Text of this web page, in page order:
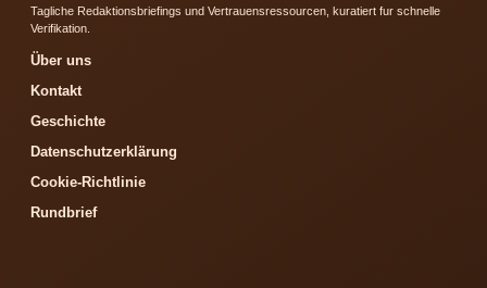
Tagliche Redaktionsbriefings und Vertrauensressourcen, kuratiert fur schnelle
Verifikation.
Über uns
Kontakt
Geschichte
Datenschutzerklärung
Cookie-Richtlinie
Rundbrief